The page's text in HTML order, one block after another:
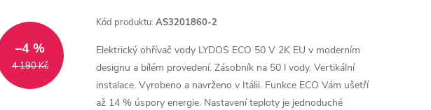
4 190 Kč
–4 %
Kód produktu: AS3201860-2
Elektrický ohřívač vody LYDOS ECO 50 V 2K EU v moderním
designu a bílém provedení. Zásobník na 50 l vody. Vertikální
instalace. Vyrobeno a navrženo v Itálii. Funkce ECO Vám ušetří
až 14 % úspory energie. Nastavení teploty je jednoduché